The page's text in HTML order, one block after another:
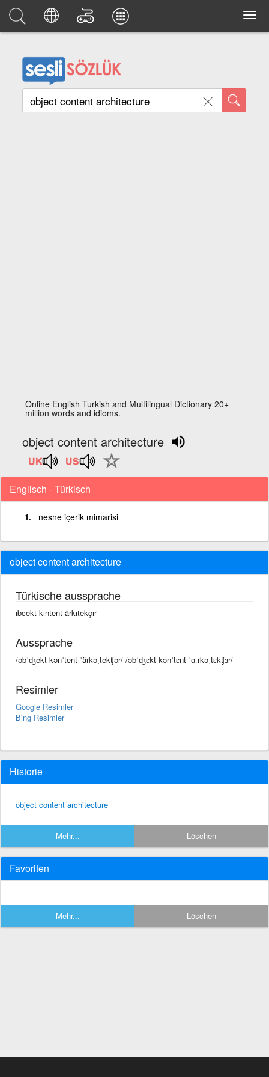
Online English Turkish and Multilingual Dictionary 20+
million words and idioms.
object content architecture
Englisch - Türkisch
nesne içerik mimarisi
object content architecture
Türkische aussprache
ıbcekt kıntent ärkıtekçır
Aussprache
/əbˈʤekt kənˈtent ˈärkəˌtekʧər/ /əbˈʤɛkt kənˈtɛnt ˈɑːrkəˌtɛkʧɜr/
Resimler
Google Resimler
Bing Resimler
Historie
object content architecture
Mehr... Löschen
Favoriten
Mehr... Löschen